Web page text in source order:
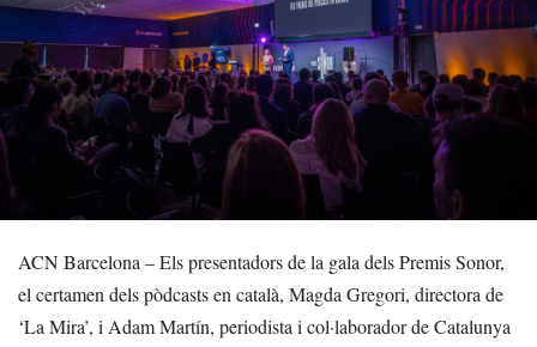
ACN Barcelona – Els presentadors de la gala dels Premis Sonor,
el certamen dels pòdcasts en català, Magda Gregori, directora de
‘La Mira’, i Adam Martín, periodista i col·laborador de Catalunya